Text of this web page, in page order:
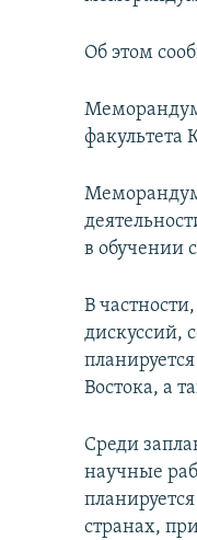
Об этом
Меморандум
Меморандум
в обучении
В
дискуссий,
Востока, а
Среди
научные
странах,